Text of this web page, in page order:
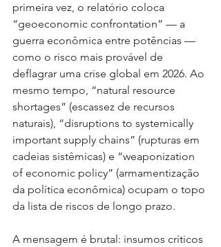
primeira vez, o relatório coloca
“geoeconomic confrontation” — a
guerra econômica entre potências —
como o risco mais provável de
deflagrar uma crise global em 2026. Ao
mesmo tempo, “natural resource
shortages” (escassez de recursos
naturais), “disruptions to systemically
important supply chains” (rupturas em
cadeias sistêmicas) e “weaponization
of economic policy” (armamentização
da política econômica) ocupam o topo
da lista de riscos de longo prazo.
A mensagem é brutal: insumos críticos